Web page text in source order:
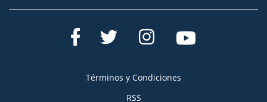
Términos y Condiciones
RSS